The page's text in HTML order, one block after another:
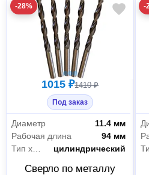
-28%
1015 ₽1410 ₽
Под заказ
Диаметр
11.4 мм
Рабочая длина
94 мм
цилиндрический
Сверло по металлу
-